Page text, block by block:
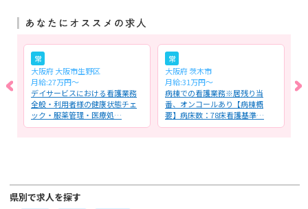
常
大阪府 大阪市生野区
月給:27万円～
デイサービスにおける看護業務
全般・利用者様の健康状態チェ
ック・服薬管理・医療処…
常
大阪府 茨木市
月給:31万円～
病棟での看護業務※居残り当
番、オンコールあり【病棟概
要】病床数：78床看護基準…
県別で求人を探す